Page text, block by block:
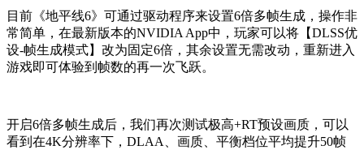
目前《地平线6》可通过驱动程序来设置6倍多帧生成，操作非
常简单，在最新版本的NVIDIA App中，玩家可以将【DLSS优
设-帧生成模式】改为固定6倍，其余设置无需改动，重新进入
游戏即可体验到帧数的再一次飞跃。
开启6倍多帧生成后，我们再次测试极高+RT预设画质，可以
看到在4K分辨率下，DLAA、画质、平衡档位平均提升50帧